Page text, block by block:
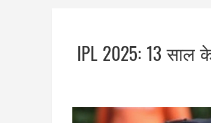
IPL 2025: 13 साल